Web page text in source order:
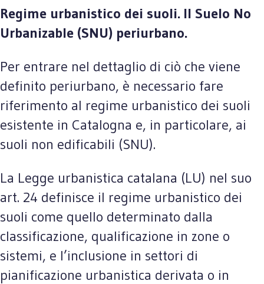
Regime urbanistico dei suoli. Il Suelo No
Urbanizable (SNU) periurbano.
Per entrare nel dettaglio di ciò che viene
definito periurbano, è necessario fare
riferimento al regime urbanistico dei suoli
esistente in Catalogna e, in particolare, ai
suoli non edificabili (SNU).
La Legge urbanistica catalana (LU) nel suo
art. 24 definisce il regime urbanistico dei
suoli come quello determinato dalla
classificazione, qualificazione in zone o
sistemi, e l’inclusione in settori di
pianificazione urbanistica derivata o in